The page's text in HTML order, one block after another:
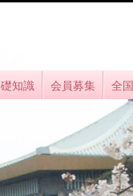
知識 会員募集 全